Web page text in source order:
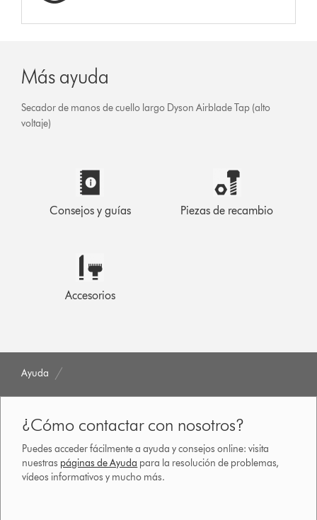
Más ayuda
Secador de manos de cuello largo Dyson Airblade Tap (alto
voltaje)
Consejos y guías Piezas de recambio
Accesorios
Ayuda
¿Cómo contactar con nosotros?
Puedes acceder fácilmente a ayuda y consejos online: visita
nuestras páginas de Ayuda para la resolución de problemas,
vídeos informativos y mucho más.